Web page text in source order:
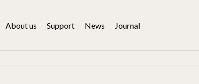
About us Support News Journal